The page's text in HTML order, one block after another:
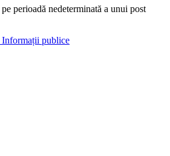
perioadă nedeterminată a unui post
publice